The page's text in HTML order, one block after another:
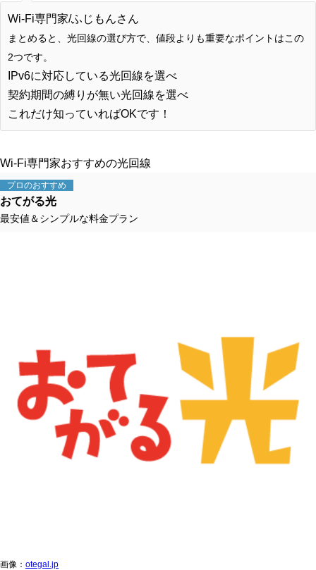
Wi-Fi専門家/ふじもんさん
まとめると、光回線の選び方で、値段よりも重要なポイントはこの
2つです。
IPv6に対応している光回線を選べ
契約期間の縛りが無い光回線を選べ
これだけ知っていればOKです！
Wi-Fi専門家おすすめの光回線
画像： otegal.jp
プロのおすすめ
おてがる光
最安値＆シンプルな料金プラン